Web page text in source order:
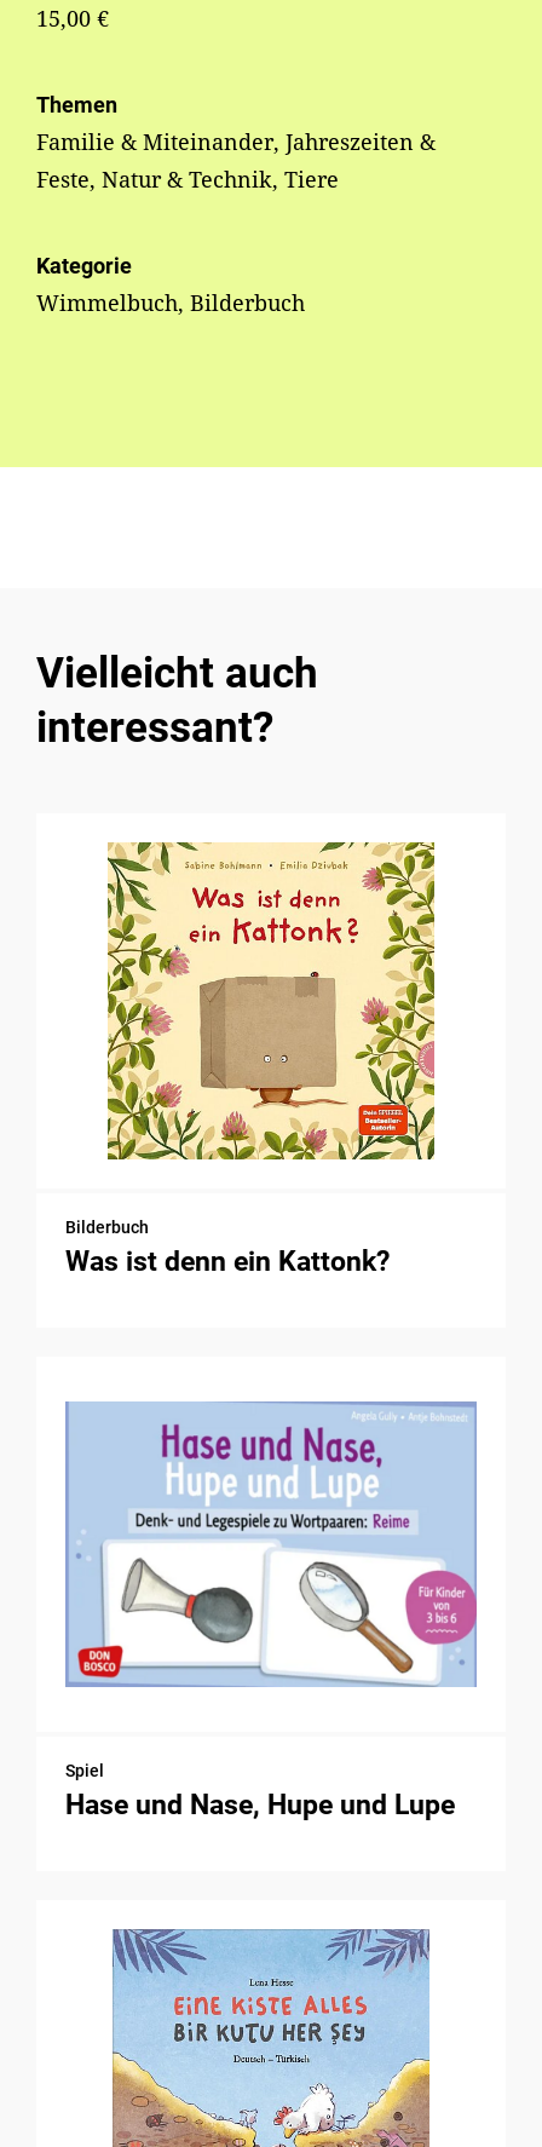
15,00 €
Themen
Familie & Miteinander, Jahreszeiten &
Feste, Natur & Technik, Tiere
Kategorie
Wimmelbuch, Bilderbuch
Vielleicht auch
interessant?
Bilderbuch
Was ist denn ein Kattonk?
Spiel
Hase und Nase, Hupe und Lupe